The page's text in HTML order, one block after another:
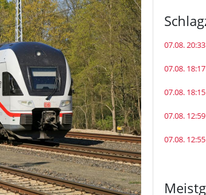
07.08. 20:33
07.08. 18:17
07.08. 18:15
07.08. 12:59
07.08. 12:55